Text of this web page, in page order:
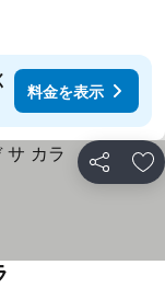
示
料金を表示
シェア お